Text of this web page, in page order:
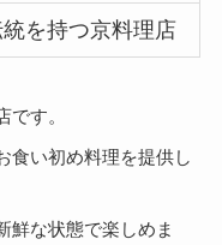
を持つ京料理店
す。
食い初め料理を提供し
鮮な状態で楽しめま